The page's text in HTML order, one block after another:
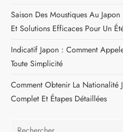
t
i
c
l
Saison Des Moustiques Au
Et Solutions Efficaces Pour Un
Indicatif Japon : Comment
Toute Simplicité
Comment Obtenir La Nationalité
Complet Et Étapes Détaillées
Rechercher :